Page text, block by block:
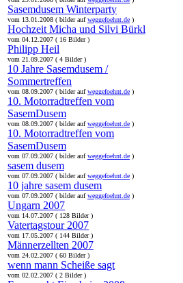
Sasemdusem Winterparty
vom 13.01.2008 ( bilder aufweggefoehnt.de )
Hochzeit Micha und Silvi Bürkl
vom 04.12.2007 ( 16 Bilder )
Philipp Heil
vom 21.09.2007 ( 4 Bilder )
10 Jahre Sasemdusem /
Sommertreffen
vom 08.09.2007 ( bilder aufweggefoehnt.de )
10. Motorradtreffen vom
SasemDusem
vom 08.09.2007 ( bilder aufweggefoehnt.de )
10. Motorradtreffen vom
SasemDusem
vom 07.09.2007 ( bilder aufweggefoehnt.de )
sasem dusem
vom 07.09.2007 ( bilder aufweggefoehnt.de )
10 jahre sasem dusem
vom 07.09.2007 ( bilder aufweggefoehnt.de )
Ungarn 2007
vom 14.07.2007 ( 128 Bilder )
Vatertagstour 2007
vom 17.05.2007 ( 144 Bilder )
Männerzellten 2007
vom 24.02.2007 ( 60 Bilder )
wenn mann Scheiße sagt
vom 02.02.2007 ( 2 Bilder )